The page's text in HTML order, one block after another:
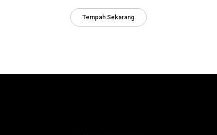
Tempah Sekarang